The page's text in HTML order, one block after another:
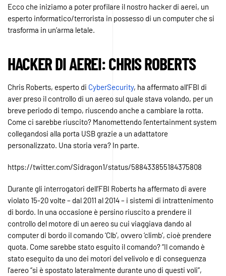
Ecco che iniziamo a poter profilare il nostro hacker di aerei, un
esperto informatico/terrorista in possesso di un computer che si
trasforma in un’arma letale.
HACKER DI AEREI:CHRIS ROBERTS
Chris Roberts, esperto di CyberSecurity, ha affermato all’FBI di
aver preso il controllo di un aereo sul quale stava volando, per un
breve periodo di tempo, riuscendo anche a cambiare la rotta.
Come ci sarebbe riuscito? Manomettendo l’entertainment system
collegandosi alla porta USB grazie a un adattatore
personalizzato. Una storia vera? In parte.
https://twitter.com/Sidragon1/status/588433855184375808
Durante gli interrogatori dell’FBI Roberts ha affermato di avere
violato 15-20 volte – dal 2011 al 2014 – i sistemi di intrattenimento
di bordo. In una occasione è persino riuscito a prendere il
controllo del motore di un aereo su cui viaggiava dando al
computer di bordo il comando ‘Clb’, ovvero ‘climb’, cioè prendere
quota. Come sarebbe stato esguito il comando? “Il comando è
stato eseguito da uno dei motori del velivolo e di conseguenza
l’aereo “si è spostato lateralmente durante uno di questi voli”,